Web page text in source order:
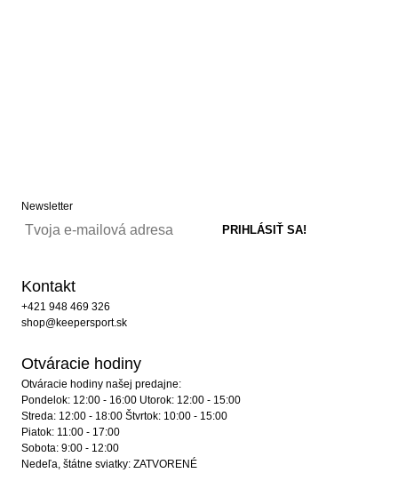
Newsletter
Kontakt
+421 948 469 326
shop@keepersport.sk
Otváracie hodiny
Otváracie hodiny našej predajne:
Pondelok: 12:00 - 16:00 Utorok: 12:00 - 15:00
Streda: 12:00 - 18:00 Štvrtok: 10:00 - 15:00
Piatok: 11:00 - 17:00
Sobota: 9:00 - 12:00
Nedeľa, štátne sviatky: ZATVORENÉ